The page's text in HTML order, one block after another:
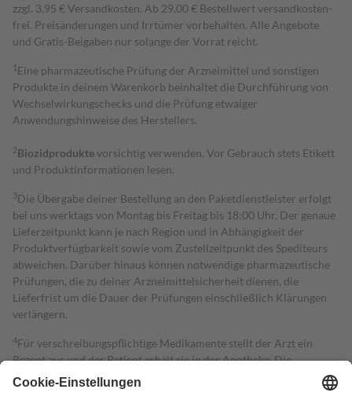
zzgl. 3,95 € Versandkosten. Ab 29,00 € Bestell­wert versand­kosten­
frei. Preisänderungen und Irrtümer vorbehalten. Alle Angebote
und Gratis-Beigaben nur solange der Vorrat reicht.
1 Eine pharmazeutische Prüfung der Arzneimittel und sonstigen
Produkte in deinem Warenkorb beinhaltet die Durchführung von
Wechselwirkungschecks und die Prüfung etwaiger
Anwendungshinweise des Herstellers.
2Biozidproduktevorsichtig verwenden. Vor Gebrauch stets Etikett
und Produktinformationen lesen.
3Die Übergabe deiner Bestellung an den Paketdienstleister erfolgt
bei uns werktags von Montag bis Freitag bis 18:00 Uhr. Der genaue
Lieferzeitpunkt kann je nach Region und in Abhängigkeit der
Produktverfügbarkeit sowie vom Zustellzeitpunkt des Spediteurs
abweichen. Darüber hinaus können notwendige pharmazeutische
Prüfungen, die zu deiner Arzneimittelsicherheit dienen, die
Lieferfrist um die Dauer der Prüfungen einschließlich Klärungen
verlängern.
4Für verschreibungspflichtige Medikamente stellt der Arzt ein
Rezept aus und der Patient erhält sie in der Apotheke. Die
gesetzliche Krankenversicherung übernimmt in der Regel die
Kosten dafür, der Versicherte trägt einen Teil davon als Zuzahlung